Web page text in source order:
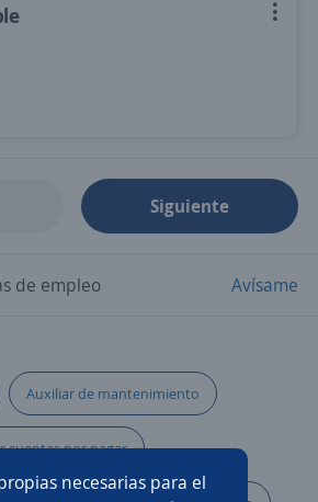
necesarias para el
Siguiente
de empleo Avísame
Auxiliar de mantenimiento
cuentas por pagar